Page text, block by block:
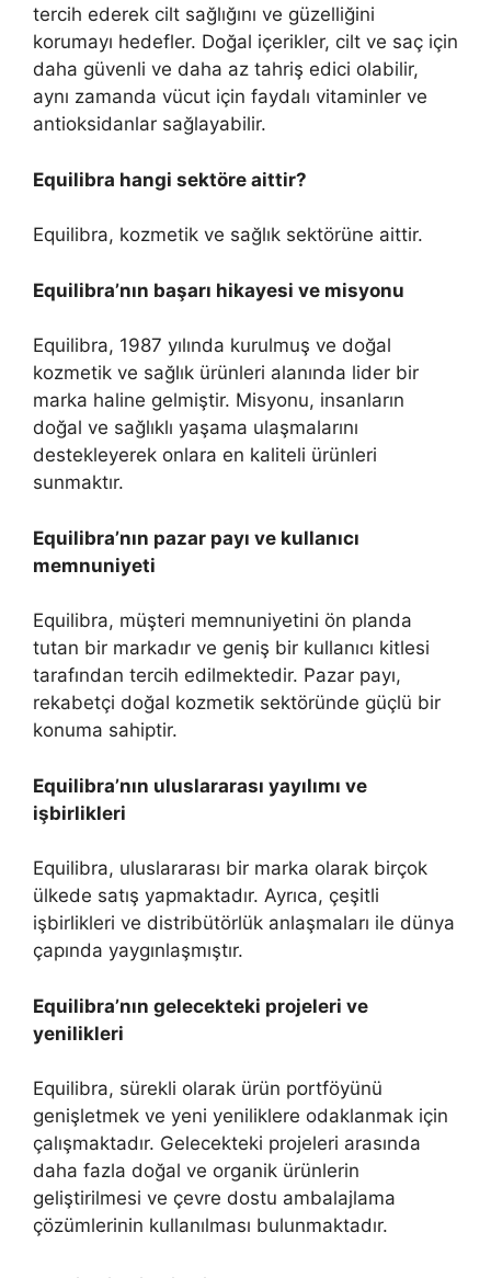
tercih ederek cilt sağlığını ve güzelliğini
korumayı hedefler. Doğal içerikler, cilt ve saç için
daha güvenli ve daha az tahriş edici olabilir,
aynı zamanda vücut için faydalı vitaminler ve
antioksidanlar sağlayabilir.
Equilibra hangi sektöre aittir?
Equilibra, kozmetik ve sağlık sektörüne aittir.
Equilibra’nın başarı hikayesi ve misyonu
Equilibra, 1987 yılında kurulmuş ve doğal
kozmetik ve sağlık ürünleri alanında lider bir
marka haline gelmiştir. Misyonu, insanların
doğal ve sağlıklı yaşama ulaşmalarını
destekleyerek onlara en kaliteli ürünleri
sunmaktır.
Equilibra’nın pazar payı ve kullanıcı
memnuniyeti
Equilibra, müşteri memnuniyetini ön planda
tutan bir markadır ve geniş bir kullanıcı kitlesi
tarafından tercih edilmektedir. Pazar payı,
rekabetçi doğal kozmetik sektöründe güçlü bir
konuma sahiptir.
Equilibra’nın uluslararası yayılımı ve
işbirlikleri
Equilibra, uluslararası bir marka olarak birçok
ülkede satış yapmaktadır. Ayrıca, çeşitli
işbirlikleri ve distribütörlük anlaşmaları ile dünya
çapında yaygınlaşmıştır.
Equilibra’nın gelecekteki projeleri ve
yenilikleri
Equilibra, sürekli olarak ürün portföyünü
genişletmek ve yeni yeniliklere odaklanmak için
çalışmaktadır. Gelecekteki projeleri arasında
daha fazla doğal ve organik ürünlerin
geliştirilmesi ve çevre dostu ambalajlama
çözümlerinin kullanılması bulunmaktadır.